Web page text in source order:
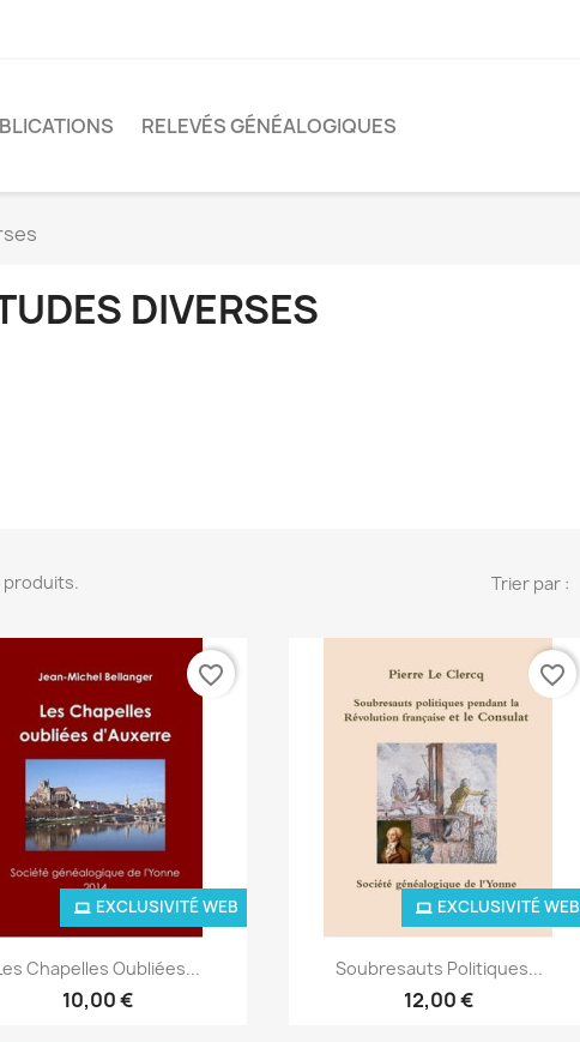
RELEVÉS GÉNÉALOGIQUES
DIVERSES
produits. Trier par :
Aperçu rapide
Chapelles Oubliées...
10,00 €
EXCLUSIVITÉ WEB
favorite_border
Aperçu rapide
Soubresauts Politiques...
12,00 €
EXCLUSIVITÉ WEB
favorite_border